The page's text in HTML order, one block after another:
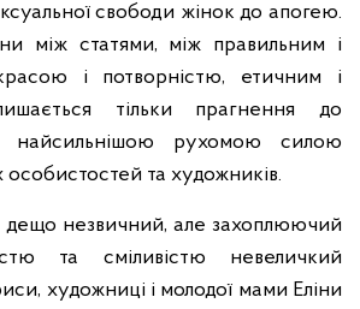
свободи жінок до апогею.
між статями, між правильним і
і потворністю, етичним і
тільки прагнення до
рухомою силою
особистостей та художників.
незвичний, але захоплюючий
та сміливістю невеличкий
художниці і молодої мами Еліни